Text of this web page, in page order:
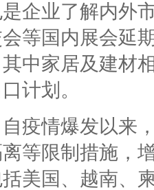
企业了解内外
等国内展会延
中家居及建材
计划。
疫情爆发以来
等限制措施，
美国、越南、